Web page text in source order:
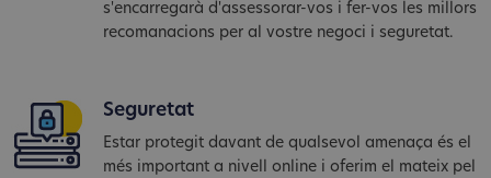
s'encarregarà d'assessorar-vos i fer-vos les millors
recomanacions per al vostre negoci i seguretat.
Seguretat
Estar protegit davant de qualsevol amenaça és el
més important a nivell online i oferim el mateix pel